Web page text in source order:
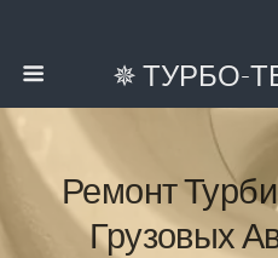
✵ ТУРБО-
Ремонт
Грузовых